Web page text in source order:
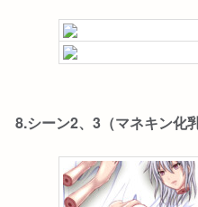
8.シーン2、3（マネキン化